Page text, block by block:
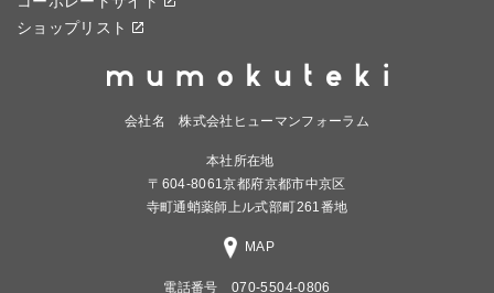
ショップリスト
会社名 株式会社ヒューマンフォーラム
本社所在地
〒604-8061京都府京都市中京区
寺町通蛸薬師上ル式部町261番地
MAP
電話番号 070-5504-0806